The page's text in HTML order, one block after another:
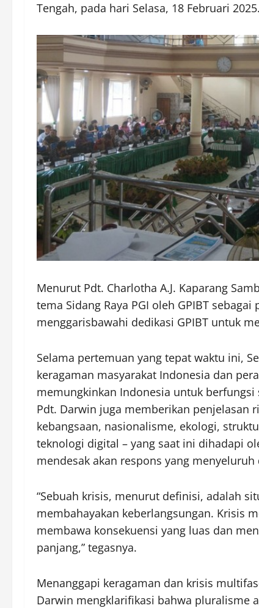
Tengah, pada hari Selasa, 18 Februari 2025.
Menurut Pdt. Charlotha A.J. Kaparang
tema Sidang Raya PGI oleh GPIBT
menggarisbawahi dedikasi GPIBT untuk
Selama pertemuan yang tepat waktu ini,
keragaman masyarakat Indonesia dan
memungkinkan Indonesia untuk
Pdt. Darwin juga memberikan penjelasan
kebangsaan, nasionalisme, ekologi,
teknologi digital – yang saat ini dihadapi
mendesak akan respons yang menyeluruh
“Sebuah krisis, menurut definisi, adalah
membahayakan keberlangsungan. Krisis
membawa konsekuensi yang luas dan
panjang,” tegasnya.
Menanggapi keragaman dan krisis
Darwin mengklarifikasi bahwa pluralisme